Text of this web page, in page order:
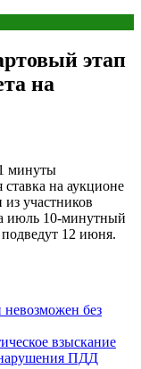
этап
на
минуты
на аукционе
участников
июль 10-минутный
12 июня.
без
взыскание
ПДД